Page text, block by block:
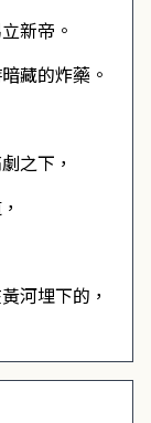
新帝。
藏的炸藥。
之下，
河埋下的，